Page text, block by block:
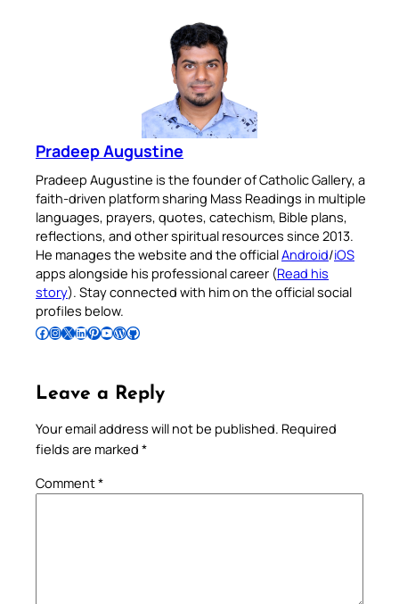
Pradeep Augustine
Pradeep Augustine is the founder of Catholic Gallery, a
faith-driven platform sharing Mass Readings in multiple
languages, prayers, quotes, catechism, Bible plans,
reflections, and other spiritual resources since 2013.
He manages the website and the officialAndroid/iOS
apps alongside his professional career (Read his
story). Stay connected with him on the official social
profiles below.
Follow Pradeep on Facebook Follow Pradeep on InstagramFollow Pradeep on X Follow Pradeep on LinkedIn Follow Pradeep on Pinterest Subscribe to Pradeep’s Youtube Channel Follow Pradeep on WordPress Follow Pradeep on GitHub
Leave a Reply
Your email address will not be published. Required
fields are marked *
Comment*